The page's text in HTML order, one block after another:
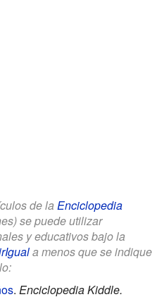
de la Enciclopedia
se puede utilizar
y educativos bajo la
a menos que se indique
. Enciclopedia Kiddle.